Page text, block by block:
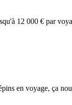
12 000 € par
en voyage, ça